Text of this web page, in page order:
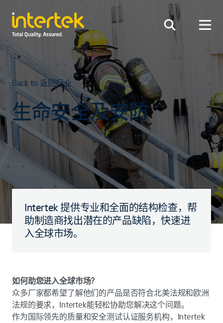
Back to 返回行业
生命安全及安防
Intertek 提供专业和全面的结构检查，帮
助制造商找出潜在的产品缺陷，快速进
入全球市场。
如何助您进入全球市场？
众多厂家都希望了解他们的产品是否符合北美法规和欧洲
法规的要求，Intertek能轻松协助您解决这个问题。
作为国际领先的质量和安全测试认证服务机构，Intertek